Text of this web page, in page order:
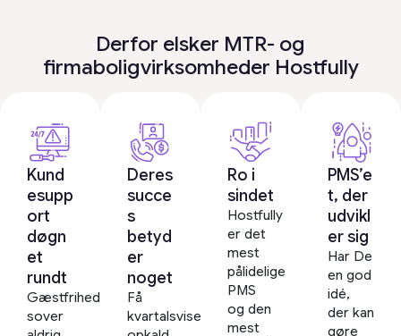
Derfor elsker MTR- og
firmaboligvirksomheder Hostfully
Kund
esupp
ort
døgn
et
rundt
Gæstfrihed
sover
Deres
succe
s
betyd
er
noget
Få
kvartalsvise
Ro i
sindet
Hostfully
er det
mest
pålidelige
PMS
og den
mest
PMS’e
t, der
udvikl
er sig
Har De
en god
idé,
der kan
gøre